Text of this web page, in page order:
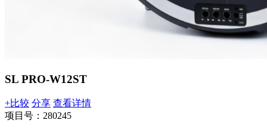
SL PRO-W12ST
+比较 分享 查看详情
项目号：280245